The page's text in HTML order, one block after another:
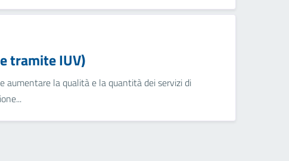
tramite IUV)
aumentare la qualità e la quantità dei servizi di